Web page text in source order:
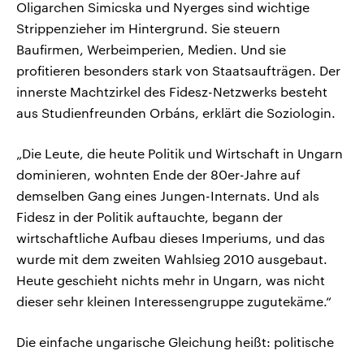
Oligarchen Simicska und Nyerges sind wichtige
Strippenzieher im Hintergrund. Sie steuern
Baufirmen, Werbeimperien, Medien. Und sie
profitieren besonders stark von Staatsaufträgen. Der
innerste Machtzirkel des Fidesz-Netzwerks besteht
aus Studienfreunden Orbáns, erklärt die Soziologin.
„Die Leute, die heute Politik und Wirtschaft in Ungarn
dominieren, wohnten Ende der 80er-Jahre auf
demselben Gang eines Jungen-Internats. Und als
Fidesz in der Politik auftauchte, begann der
wirtschaftliche Aufbau dieses Imperiums, und das
wurde mit dem zweiten Wahlsieg 2010 ausgebaut.
Heute geschieht nichts mehr in Ungarn, was nicht
dieser sehr kleinen Interessengruppe zugutekäme.“
Die einfache ungarische Gleichung heißt: politische